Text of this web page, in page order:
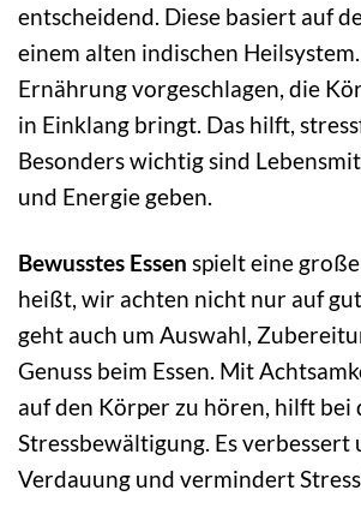
entscheidend. Diese basiert auf
einem alten indischen
Ernährung vorgeschlagen, die
in Einklang bringt. Das hilft,
Besonders wichtig sind
und Energie geben.
Bewusstes Essen spielt eine
heißt, wir achten nicht nur auf
geht auch um Auswahl,
Genuss beim Essen. Mit
auf den Körper zu hören, hilft bei
Stressbewältigung. Es verbessert
Verdauung und vermindert